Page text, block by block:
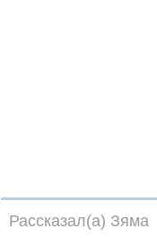
Рассказал(а) Зяма